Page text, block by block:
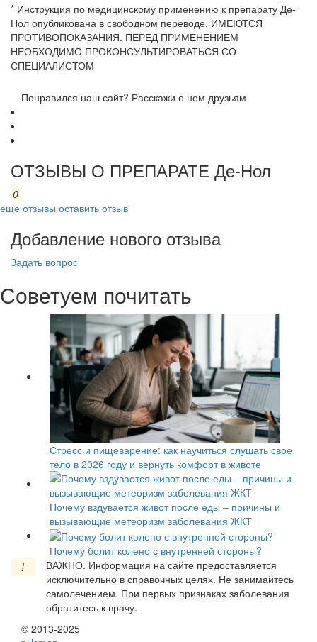
* Инструкция по медицинскому применению к препарату Де-
Нол опубликована в свободном переводе. ИМЕЮТСЯ
ПРОТИВОПОКАЗАНИЯ. ПЕРЕД ПРИМЕНЕНИЕМ
НЕОБХОДИМО ПРОКОНСУЛЬТИРОВАТЬСЯ СО
СПЕЦИАЛИСТОМ
Понравился наш сайт? Расскажи о нем друзьям
ОТЗЫВЫ О ПРЕПАРАТЕ Де-Нол
0
еще отзывы оставить отзыв
Добавление нового отзыва
Задать вопрос
Советуем почитать
Стресс и пищеварение: как научиться слушать свое
тело в 2026 году и вернуть комфорт в животе
Почему вздувается живот после еды – причины и
вызывающие метеоризм заболевания ЖКТ
Почему болит колено с внутренней стороны?
!
ВАЖНО. Информация на сайте предоставляется
исключительно в справочных целях. Не занимайтесь
самолечением. При первых признаках заболевания
обратитесь к врачу.
© 2013-2025